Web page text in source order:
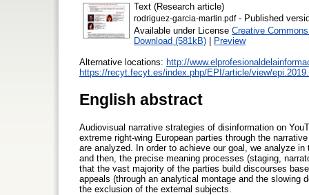
Text (Research article)
rodriguez-garcia-martin.pdf- Published
Available under License Creative
Download (581kB) | Preview
Alternative locations: http://
https://recyt.fecyt.es/index.php/EPI/article/view/
English abstract
Audiovisual narrative strategies of disinformation on
extreme right-wing European parties through the
are analyzed. In order to achieve our goal, we analyze
and then, the precise meaning processes (staging,
that the vast majority of the parties build discourses
appeals (through an analytical montage and the slowing
the exclusion of the external subjects.